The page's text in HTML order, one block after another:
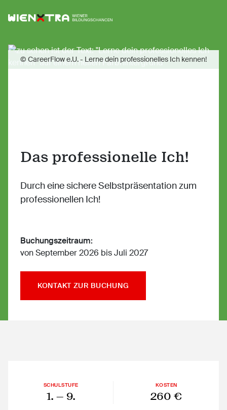
Logo Wiener Bildungschancen
Das professionelle Ich!
Durch eine sichere Selbstpräsentation zum
professionellen Ich!
Buchungszeitraum:
von September 2026 bis Juli 2027
KONTAKT ZUR BUCHUNG
© CareerFlow e.U. - Lerne dein professionelles Ich kennen!
SCHULSTUFE
1. — 9.
KOSTEN
260 €